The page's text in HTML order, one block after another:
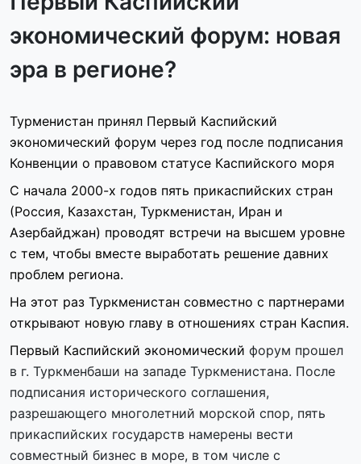
экономический форум: новая
эра в регионе?
Турменистан принял Первый Каспийский
экономический форум через год после подписания
Конвенции о правовом статусе Каспийского моря
С начала 2000-х годов пять прикаспийских стран
(Россия, Казахстан, Туркменистан, Иран и
Азербайджан) проводят встречи на высшем уровне
с тем, чтобы вместе выработать решение давних
проблем региона.
На этот раз Туркменистан совместно с партнерами
открывают новую главу в отношениях стран Каспия.
Первый Каспийский экономический форум прошел
в г. Туркменбаши на западе Туркменистана. После
подписания исторического соглашения,
разрешающего многолетний морской спор, пять
прикаспийских государств намерены вести
совместный бизнес в море, в том числе с